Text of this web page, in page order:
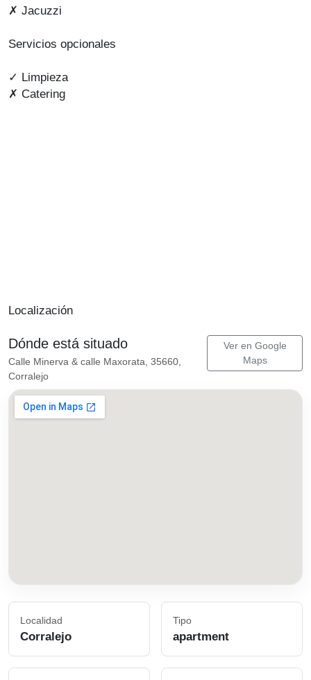
✗ Jacuzzi
Servicios opcionales
✓ Limpieza
✗ Catering
Localización
Dónde está situado
Calle Minerva & calle Maxorata, 35660,
Corralejo
Ver en Google
Maps
Localidad
Corralejo
Tipo
apartment